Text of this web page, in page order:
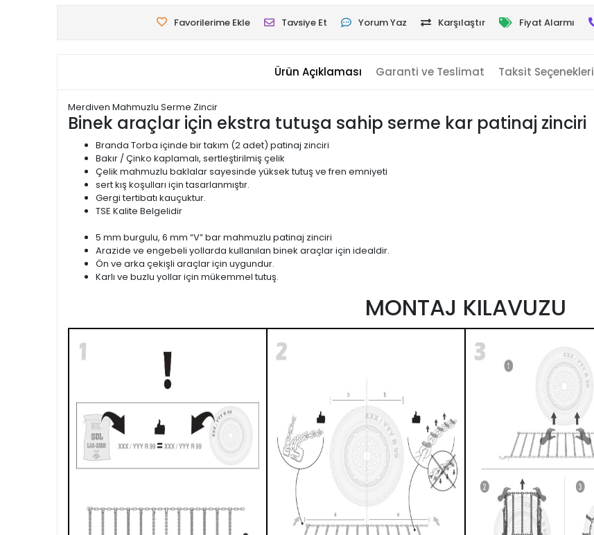
Favorilerime Ekle Tavsiye Et Yorum Yaz Karşılaştır Fiyat Alarmı
Ürün Açıklaması Garanti ve Teslimat Taksit Seçenekleri
Merdiven Mahmuzlu Serme Zincir
Binek araçlar için ekstra tutuşa sahip serme kar patinaj zinciri
Branda Torba içinde bir takım (2 adet) patinaj zinciri
Bakır / Çinko kaplamalı, sertleştirilmiş çelik
Çelik mahmuzlu baklalar sayesinde yüksek tutuş ve fren emniyeti
sert kış koşulları için tasarlanmıştır.
Gergi tertibatı kauçuktur.
TSE Kalite Belgelidir
5 mm burgulu, 6 mm “V” bar mahmuzlu patinaj zinciri
Arazide ve engebeli yollarda kullanılan binek araçlar için idealdir.
Ön ve arka çekişli araçlar için uygundur.
Karlı ve buzlu yollar için mükemmel tutuş.
MONTAJ KILAVUZU